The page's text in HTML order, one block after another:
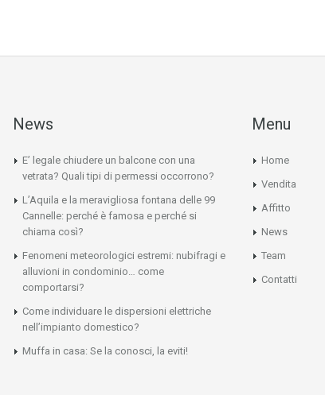
News
E’ legale chiudere un balcone con una
vetrata? Quali tipi di permessi occorrono?
L’Aquila e la meravigliosa fontana delle 99
Cannelle: perché è famosa e perché si
chiama così?
Fenomeni meteorologici estremi: nubifragi e
alluvioni in condominio… come
comportarsi?
Come individuare le dispersioni elettriche
nell’impianto domestico?
Muffa in casa: Se la conosci, la eviti!
Menu
Home
Vendita
Affitto
News
Team
Contatti